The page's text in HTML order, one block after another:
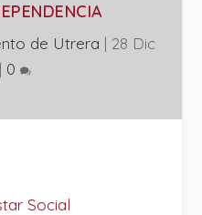
de Utrera | 28 Dic
| 0
Social